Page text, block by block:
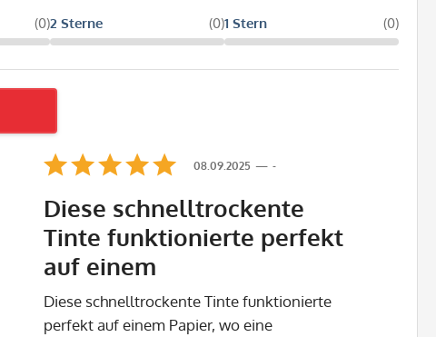
(0)2 Sterne (0)1 Stern (0)
-
08.09.2025
Diese schnelltrockente
Tinte funktionierte perfekt
auf einem
Diese schnelltrockente Tinte funktionierte
perfekt auf einem Papier, wo eine